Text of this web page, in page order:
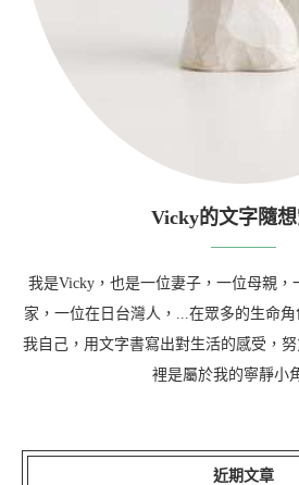
Vicky的文字隨想
我是Vicky，也是一位妻子，一位母親，
家，一位在日台灣人，...在眾多的生命
我自己，用文字書寫出對生活的感受，
裡是屬於我的寧靜小
近期文章